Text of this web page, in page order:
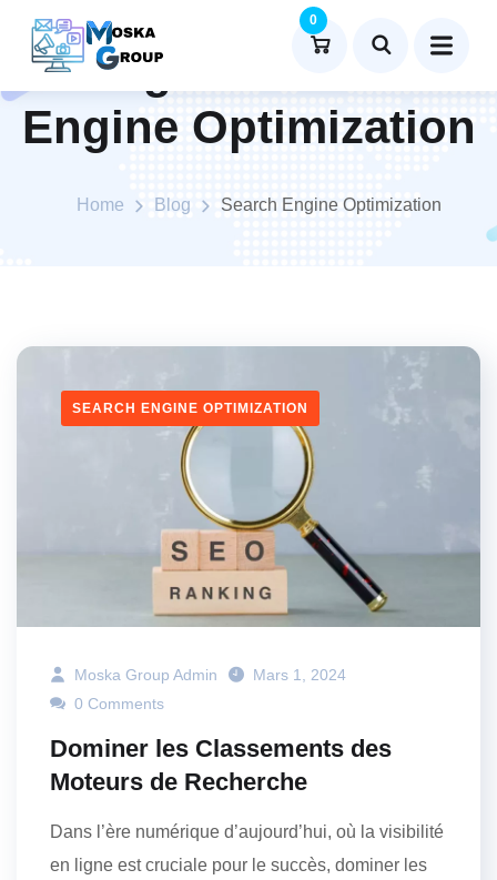
0
Catégorie :
Search
Engine Optimization
Home Blog Search Engine Optimization
SEARCH ENGINE OPTIMIZATION
Moska Group Admin
Mars 1, 2024
0 Comments
Dominer les Classements des
Moteurs de Recherche
Dans l’ère numérique d’aujourd’hui, où la visibilité
en ligne est cruciale pour le succès, dominer les